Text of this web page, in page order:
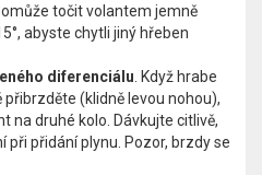
točit volantem jemně
abyste chytli jiný hřeben
diferenciálu. Když hrabe
přibrzděte (klidně levou nohou),
na druhé kolo. Dávkujte citlivě,
při přidání plynu. Pozor, brzdy se